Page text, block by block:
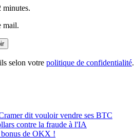
minutes.
mail.
selon votre politique de confidentialité.
dit vouloir vendre ses BTC
contre la fraude à l'IA
de OKX !